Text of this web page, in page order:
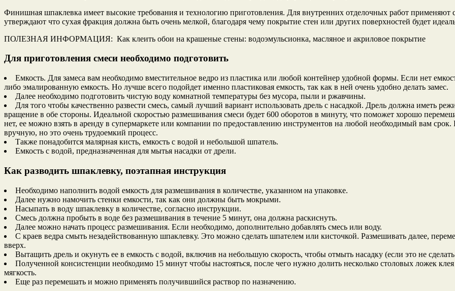
Финишная шпаклевка имеет высокие требования и технологию приготовления. Для внутренних отделочных работ применяют
утверждают что сухая фракция должна быть очень мелкой, благодаря чему покрытие стен или других поверхностей будет
ПОЛЕЗНАЯ ИНФОРМАЦИЯ: Как клеить обои на крашеные стены: водоэмульсионка, масляное и акриловое покрытие
Для приготовления смеси необходимо подготовить
Емкость. Для замеса вам необходимо вместительное ведро из пластика или любой контейнер удобной формы. Если нет
либо эмалированную емкость. Но лучше всего подойдет именно пластиковая емкость, так как в ней очень удобно делать замес.
Далее необходимо подготовить чистую воду комнатной температуры без мусора, пыли и ржавчины.
Для того чтобы качественно развести смесь, самый лучший вариант использовать дрель с насадкой. Дрель должна иметь
вращение в обе стороны. Идеальной скоростью размешивания смеси будет 600 оборотов в минуту, что поможет хорошо
нет, ее можно взять в аренду в супермаркете или компании по предоставлению инструментов на любой необходимый вам
вручную, но это очень трудоемкий процесс.
Также понадобится малярная кисть, емкость с водой и небольшой шпатель.
Емкость с водой, предназначенная для мытья насадки от дрели.
Как разводить шпаклевку, поэтапная инструкция
Необходимо наполнить водой емкость для размешивания в количестве, указанном на упаковке.
Далее нужно намочить стенки емкости, так как они должны быть мокрыми.
Насыпать в воду шпаклевку в количестве, согласно инструкции.
Смесь должна пробыть в воде без размешивания в течение 5 минут, она должна раскиснуть.
Далее можно начать процесс размешивания. Если необходимо, дополнительно добавлять смесь или воду.
С краев ведра смыть незадействованную шпаклевку. Это можно сделать шпателем или кисточкой. Размешивать далее,
вверх.
Вытащить дрель и окунуть ее в емкость с водой, включив на небольшую скорость, чтобы отмыть насадку (если это не
Полученной консистенции необходимо 15 минут чтобы настояться, после чего нужно долить несколько столовых ложек
мягкость.
Еще раз перемешать и можно применять получившийся раствор по назначению.